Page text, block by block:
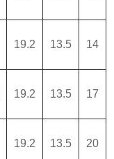
19.2 13.5 14
19.2 13.5 17
19.2 13.5 20